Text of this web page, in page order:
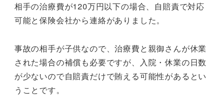
相手の治療費が120万円以下の場合、自賠責で対応
可能と保険会社から連絡がありました。
事故の相手が子供なので、治療費と親御さんが休業
された場合の補償も必要ですが、入院・休業の日数
が少ないので自賠責だけで賄える可能性があるとい
うことです。